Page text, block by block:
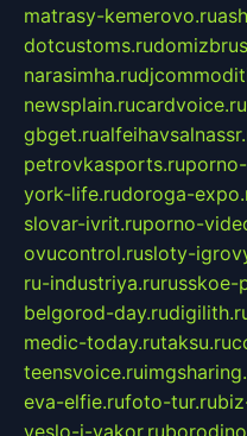
matrasy-kemerovo.ru
dotcustoms.ru
narasimha.ru
newsplain.rucardvoice.ru
gbget.ru
petrovkasports.ru
york-life.rudoroga-
slovar-ivrit.ruporno-
ovucontrol.rusloty-
ru-industriya.rurusskoe-
belgorod-day.ru
medic-today.rutaksu.ru
teensvoice.ru
eva-elfie.rufoto-tur.ru
veslo-i-yakor.ru